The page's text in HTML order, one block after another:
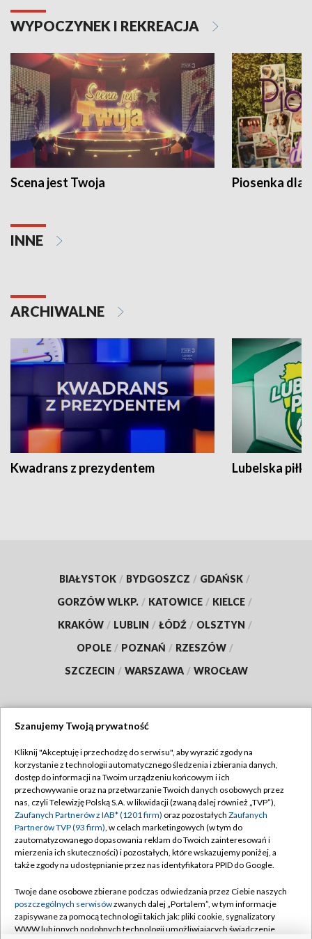
WYPOCZYNEK I REKREACJA
Scena jest Twoja Piosenka dla
INNE
ARCHIWALNE
Kwadrans z prezydentem Lubelska piłka
BIAŁYSTOK / BYDGOSZCZ / GDAŃSK /
GORZÓW WLKP. / KATOWICE / KIELCE /
KRAKÓW / LUBLIN / ŁÓDŹ / OLSZTYN /
OPOLE / POZNAŃ / RZESZÓW /
SZCZECIN / WARSZAWA / WROCŁAW
TVP
Abonament TVP
Emisja w TVP
Centrum informacji TVP
Naziemna Telewizja Cyfrowa
Rada Programowa
System NOS
Regulamin TVP
Polityka prywatności
Moje zgody
Pomoc
Kontakt
Szanujemy Twoją prywatność
Kliknij "Akceptuję i przechodzę do serwisu", aby wyrazić zgody na
korzystanie z technologii automatycznego śledzenia i zbierania danych,
dostęp do informacji na Twoim urządzeniu końcowym i ich
przechowywanie oraz na przetwarzanie Twoich danych osobowych przez
nas, czyli Telewizję Polską S.A. w likwidacji (zwaną dalej również „TVP”),
Zaufanych Partnerów z IAB* (1201 firm) oraz pozostałych Zaufanych
Partnerów TVP (93 firm), w celach marketingowych (w tym do
zautomatyzowanego dopasowania reklam do Twoich zainteresowań i
mierzenia ich skuteczności) i pozostałych, które wskazujemy poniżej, a
także zgody na udostępnianie przez nas identyfikatora PPID do Google.
Twoje dane osobowe zbierane podczas odwiedzania przez Ciebie naszych
poszczególnych serwisówzwanych dalej „Portalem”, w tym informacje
zapisywane za pomocą technologii takich jak: pliki cookie, sygnalizatory
WWW lub innych podobnych technologii umożliwiających świadczenie